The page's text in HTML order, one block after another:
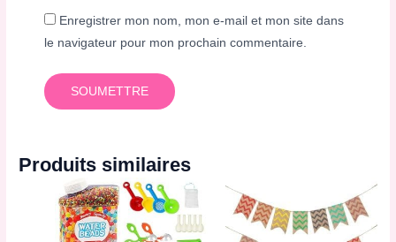
Enregistrer mon nom, mon e-mail et mon site dans
le navigateur pour mon prochain commentaire.
Produits similaires